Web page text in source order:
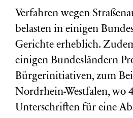
Verfahren wegen
belasten in einigen
Gerichte erheblich.
einigen Bundesländern
Bürgerinitiativen, zum
Nordrhein-Westfalen, wo
Unterschriften für eine